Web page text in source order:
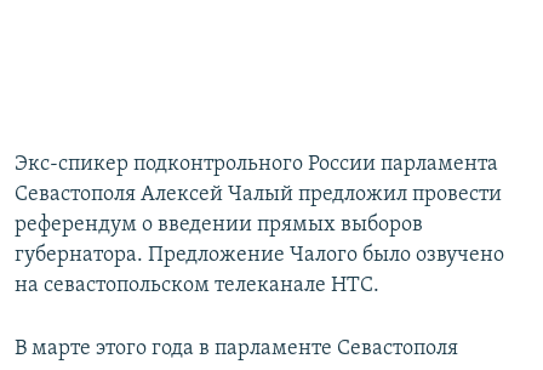
Экс-спикер подконтрольного России парламента
Севастополя Алексей Чалый предложил провести
референдум о введении прямых выборов
губернатора. Предложение Чалого было озвучено
на севастопольском телеканале НТС.
В марте этого года в парламенте Севастополя